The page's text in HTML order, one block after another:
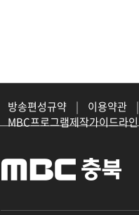
방송편성규약 | 이용약관 |
MBC프로그램제작가이드라인